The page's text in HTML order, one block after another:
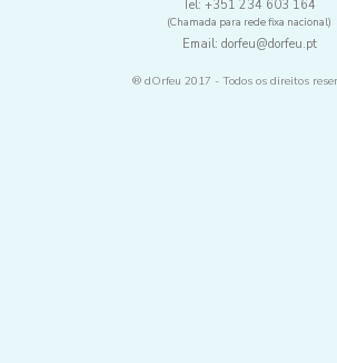
Tel: +351 234 603 164
(Chamada para rede fixa nacional)
Email: dorfeu@dorfeu.pt
® dOrfeu 2017 - Todos os direitos